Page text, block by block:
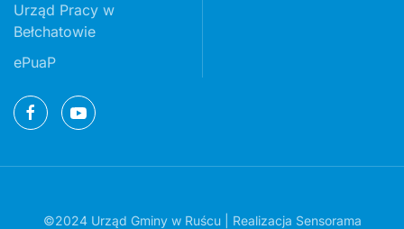
Urząd Pracy w
Bełchatowie
ePuaP
©2024 Urząd Gminy w Ruścu | Realizacja Sensorama